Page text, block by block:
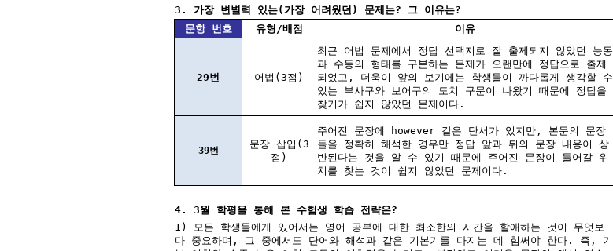
3. 가장 변별력 있는(가장 어려웠던) 문제는? 그 이유는?
문항 번호
유형/배점 이유
29번 어법(3점)
최근 어법 문제에서 정답 선택지로 잘 출제되지 않았던 능동
과 수동의 형태를 구분하는 문제가 오랜만에 정답으로 출제
되었고, 더욱이 앞의 보기에는 학생들이 까다롭게 생각할 수
있는 부사구와 보어구의 도치 구문이 나왔기 때문에 정답을
찾기가 쉽지 않았던 문제이다.
39번
문장 삽입(3
점)
주어진 문장에 however 같은 단서가 있지만, 본문의 문장
들을 정확히 해석한 경우만 정답 앞과 뒤의 문장 내용이 상
반된다는 것을 알 수 있기 때문에 주어진 문장이 들어갈 위
치를 찾는 것이 쉽지 않았던 문제이다.
4. 3월 학평을 통해 본 수험생 학습 전략은?
1) 모든 학생들에게 있어서는 영어 공부에 대한 최소한의 시간을 할애하는 것이 무엇보
다 중요하며, 그 중에서도 단어와 해석과 같은 기본기를 다지는 데 힘써야 한다. 즉, 기